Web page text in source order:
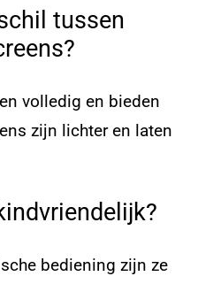
tussen
volledig en bieden
zijn lichter en laten
bediening zijn ze